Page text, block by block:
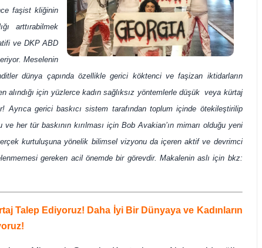
faşist kliğinin
arttırabilmek
ve DKP ABD
Meselenin
dünya çapında özellikle gerici köktenci ve faşizan iktidarların
alındığı için yüzlerce kadın sağlıksız yöntemlerle düşük veya kürtaj
Ayrıca gerici baskıcı sistem tarafından toplum içinde ötekileştirilip
her tür baskının kırılması için Bob Avakian’ın mimarı olduğu yeni
kurtuluşuna yönelik bilimsel vizyonu da içeren aktif ve devrimci
gereken acil önemde bir görevdir. Makalenin aslı için bkz:
Talep Ediyoruz! Daha İyi Bir Dünyaya ve Kadınların